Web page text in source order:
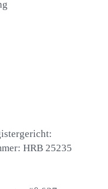
HRB 25235